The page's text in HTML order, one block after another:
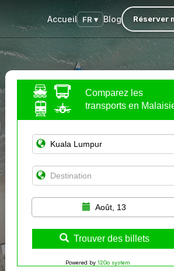
Accueil FR ▾ Blog Réserver
Comparez les
transports en
Août, 13
Trouver des billets
Powered by 12Go system